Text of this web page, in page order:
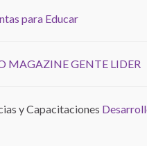
para Educar
MAGAZINE GENTE LIDER
y Capacitaciones